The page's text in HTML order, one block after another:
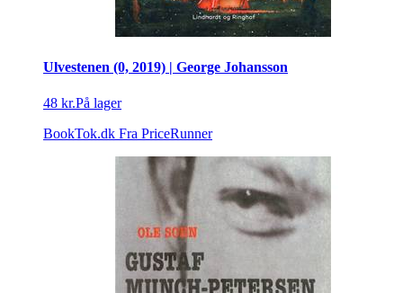
Ulvestenen (0, 2019) | George Johansson
48 kr.På lager
BookTok.dk Fra PriceRunner